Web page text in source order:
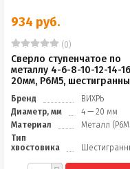
934 руб.
(0)
Сверло ступенчатое по
металлу 4-6-8-10-12-14-
20мм, P6M5,
Бренд
ВИХРЬ
Диаметр, мм
4 — 20 мм
Материал
Металл
Тип
хвостовика